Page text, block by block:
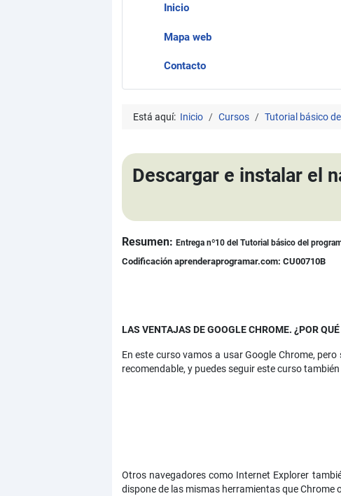
Inicio
Mapa web
Contacto
Está aquí: Inicio Cursos Tutorial básico
Descargar e instalar el
Detalles
Resumen: Entrega nº10 del Tutorial básico del
Codificación aprenderaprogramar.com: CU00710B
LAS VENTAJAS DE GOOGLE CHROME. ¿POR
En este curso vamos a usar Google Chrome,
recomendable, y puedes seguir este curso
Otros navegadores como Internet Explorer
dispone de las mismas herramientas que